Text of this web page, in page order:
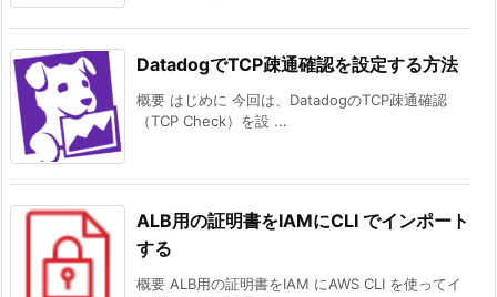
DatadogでTCP疎通確認を設定する方法
概要 はじめに 今回は、DatadogのTCP疎通確認
（TCP Check）を設 ...
ALB用の証明書をIAMにCLI でインポート
する
概要 ALB用の証明書をIAM にAWS CLI を使ってイ